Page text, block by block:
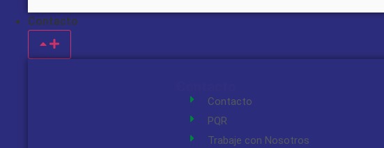
Contacto
Contacto
PQR
Trabaje con Nosotros